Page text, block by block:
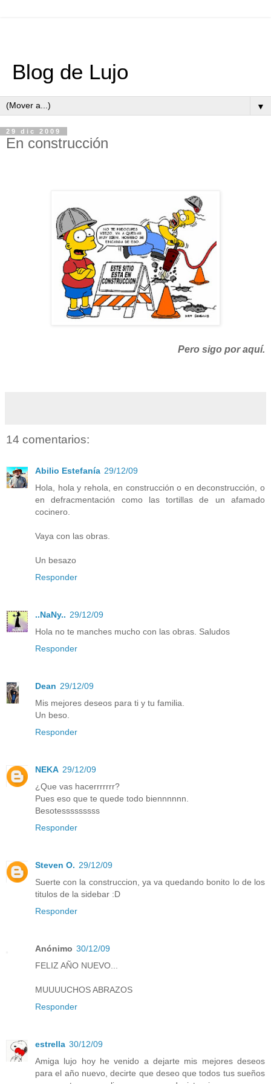
Blog de Lujo
▼
29 dic 2009
En construcción
Pero sigo por aquí.
14 comentarios:
Abilio Estefanía 29/12/09
Hola, hola y rehola, en construcción o en deconstrucción, o
en defracmentación como las tortillas de un afamado
cocinero.
Vaya con las obras.
Un besazo
Responder
..NaNy.. 29/12/09
Hola no te manches mucho con las obras. Saludos
Responder
Dean 29/12/09
Mis mejores deseos para ti y tu familia.
Un beso.
Responder
NEKA 29/12/09
¿Que vas hacerrrrrrr?
Pues eso que te quede todo biennnnnn.
Besotesssssssss
Responder
Steven O. 29/12/09
Suerte con la construccion, ya va quedando bonito lo de los
titulos de la sidebar :D
Responder
Anónimo 30/12/09
FELIZ AÑO NUEVO...
MUUUUCHOS ABRAZOS
Responder
estrella 30/12/09
Amiga lujo hoy he venido a dejarte mis mejores deseos
para el año nuevo, decirte que deseo que todos tus sueños